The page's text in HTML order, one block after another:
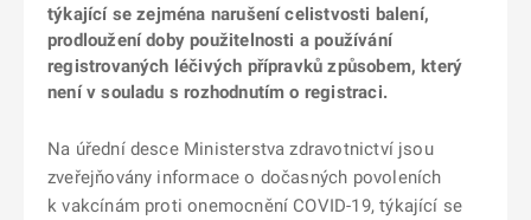
týkající se zejména narušení celistvosti balení,
prodloužení doby použitelnosti a používání
registrovaných léčivých přípravků způsobem, který
není v souladu s rozhodnutím o registraci.
Na úřední desce Ministerstva zdravotnictví jsou
zveřejňovány informace o dočasných povoleních
k vakcínám proti onemocnění COVID-19, týkající se